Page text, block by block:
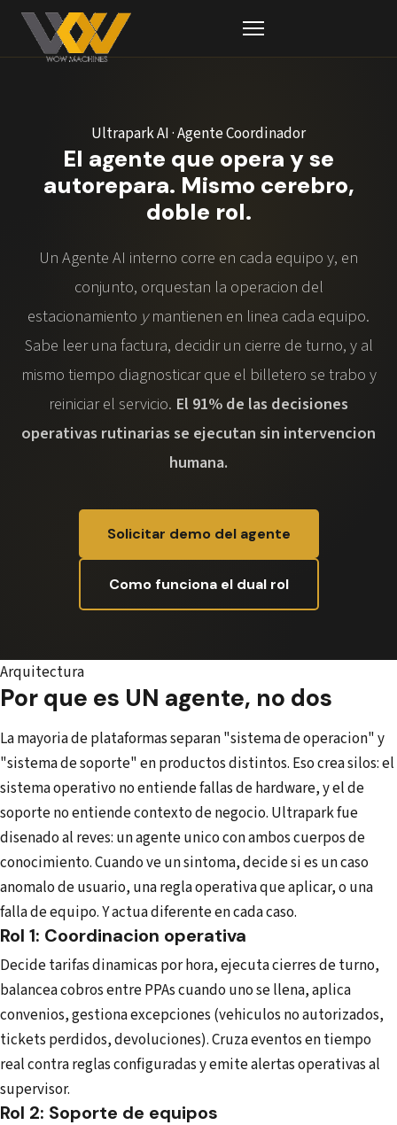
Ultrapark AI · Agente Coordinador
El agente que opera y se
autorepara. Mismo cerebro,
doble rol.
Un Agente AI interno corre en cada equipo y, en
conjunto, orquestan la operacion del
estacionamiento ymantienen en linea cada equipo.
Sabe leer una factura, decidir un cierre de turno, y al
mismo tiempo diagnosticar que el billetero se trabo y
reiniciar el servicio. El 91% de las decisiones
operativas rutinarias se ejecutan sin intervencion
humana.
Solicitar demo del agente
Como funciona el dual rol
Arquitectura
Por que es UN agente, no dos
La mayoria de plataformas separan "sistema de operacion" y
"sistema de soporte" en productos distintos. Eso crea silos: el
sistema operativo no entiende fallas de hardware, y el de
soporte no entiende contexto de negocio. Ultrapark fue
disenado al reves: un agente unico con ambos cuerpos de
conocimiento. Cuando ve un sintoma, decide si es un caso
anomalo de usuario, una regla operativa que aplicar, o una
falla de equipo. Y actua diferente en cada caso.
Rol 1: Coordinacion operativa
Decide tarifas dinamicas por hora, ejecuta cierres de turno,
balancea cobros entre PPAs cuando uno se llena, aplica
convenios, gestiona excepciones (vehiculos no autorizados,
tickets perdidos, devoluciones). Cruza eventos en tiempo
real contra reglas configuradas y emite alertas operativas al
supervisor.
Rol 2: Soporte de equipos